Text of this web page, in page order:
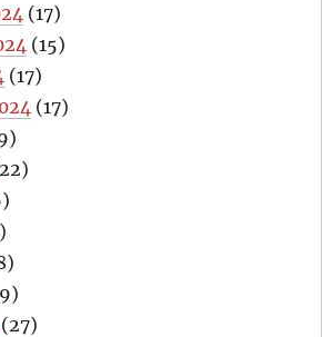
(17)
(15)
(17)
(17)
(27)